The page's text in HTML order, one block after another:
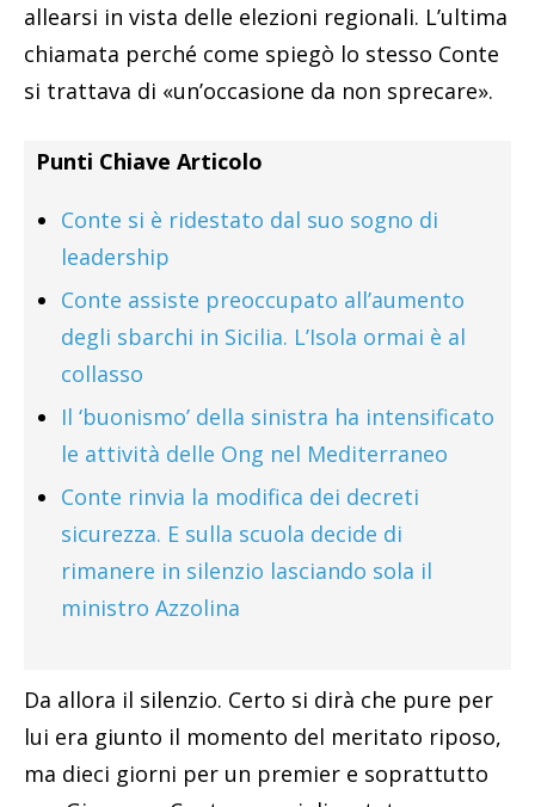
allearsi in vista delle elezioni regionali. L’ultima
chiamata perché come spiegò lo stesso Conte
si trattava di «un’occasione da non sprecare».
Punti Chiave Articolo
Conte si è ridestato dal suo sogno di
leadership
Conte assiste preoccupato all’aumento
degli sbarchi in Sicilia. L’Isola ormai è al
collasso
Il ‘buonismo’ della sinistra ha intensificato
le attività delle Ong nel Mediterraneo
Conte rinvia la modifica dei decreti
sicurezza. E sulla scuola decide di
rimanere in silenzio lasciando sola il
ministro Azzolina
Da allora il silenzio. Certo si dirà che pure per
lui era giunto il momento del meritato riposo,
ma dieci giorni per un premier e soprattutto